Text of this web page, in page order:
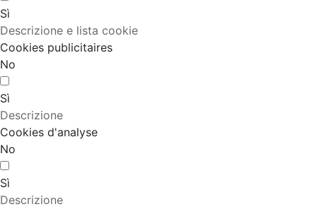
Sì
Descrizione e lista cookie
Cookies publicitaires
No
Sì
Descrizione
Cookies d'analyse
No
Sì
Descrizione